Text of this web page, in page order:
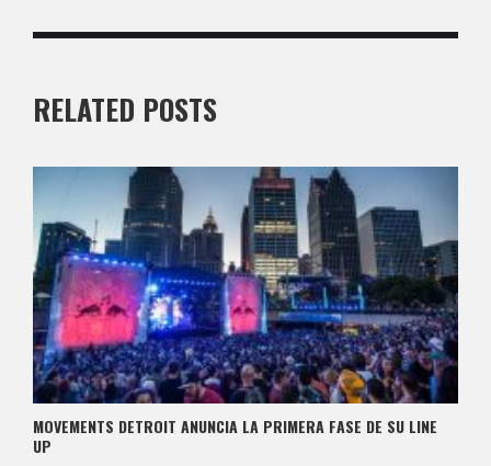
RELATED POSTS
MOVEMENTS DETROIT ANUNCIA LA PRIMERA FASE DE SU LINE
UP